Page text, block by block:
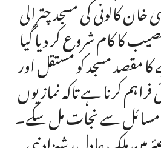
کالونی کی مسجد چترالی
کا کام شروع کر دیا گیا
مسجد کو مستقل اور
کرنا ہے تاکہ نمازیوں
مسائل سے نجات مل سکے۔